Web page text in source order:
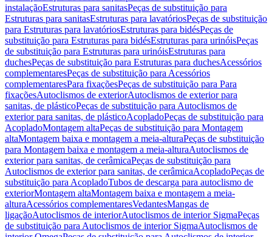
instalaçãoEstruturas para sanitasPeças de substituição para
Estruturas para sanitasEstruturas para lavatóriosPeças de substituição
para Estruturas para lavatóriosEstruturas para bidésPeças de
substituição para Estruturas para bidésEstruturas para urinóisPeças
de substituição para Estruturas para urinóisEstruturas para
duchesPeças de substituição para Estruturas para duchesAcessórios
complementaresPeças de substituição para Acessórios
complementaresPara fixaçõesPeças de substituição para Para
fixaçõesAutoclismos de exteriorAutoclismos de exterior para
sanitas, de plásticoPeças de substituição para Autoclismos de
exterior para sanitas, de plásticoAcopladoPeças de substituição para
AcopladoMontagem altaPeças de substituição para Montagem
altaMontagem baixa e montagem a meia-alturaPeças de substituição
para Montagem baixa e montagem a meia-alturaAutoclismos de
exterior para sanitas, de cerâmicaPeças de substituição para
Autoclismos de exterior para sanitas, de cerâmicaAcopladoPeças de
substituição para AcopladoTubos de descarga para autoclismo de
exteriorMontagem altaMontagem baixa e montagem a meia-
alturaAcessórios complementaresVedantesMangas de
ligaçãoAutoclismos de interiorAutoclismos de interior SigmaPeças
de substituição para Autoclismos de interior SigmaAutoclismos de